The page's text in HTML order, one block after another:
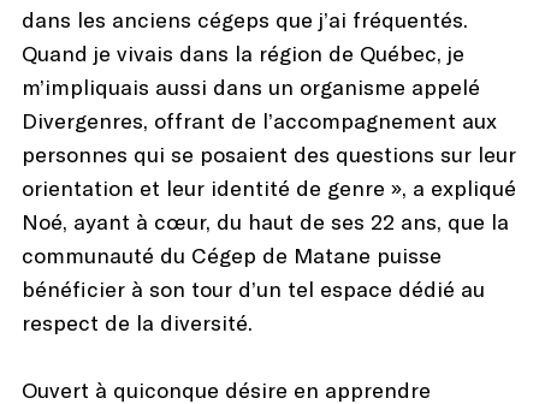
dans les anciens cégeps que j’ai fréquentés.
Quand je vivais dans la région de Québec, je
m’impliquais aussi dans un organisme appelé
Divergenres, offrant de l’accompagnement aux
personnes qui se posaient des questions sur leur
orientation et leur identité de genre », a expliqué
Noé, ayant à cœur, du haut de ses 22 ans, que la
communauté du Cégep de Matane puisse
bénéficier à son tour d’un tel espace dédié au
respect de la diversité.
Ouvert à quiconque désire en apprendre